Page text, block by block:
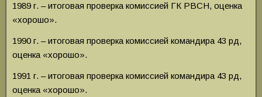
1989 г. – итоговая проверка комиссией ГК РВСН, оценка
«хорошо».
1990 г. – итоговая проверка комиссией командира 43 рд,
оценка «хорошо».
1991 г. – итоговая проверка комиссией командира 43 рд,
оценка «хорошо».